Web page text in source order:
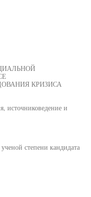
КРИЗИСА
источниковедение и
степени кандидата